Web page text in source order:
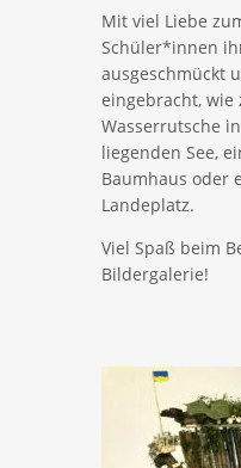
Mit viel Liebe
Schüler*innen
ausgeschmückt
eingebracht, wie
Wasserrutsche
liegenden See,
Baumhaus oder
Landeplatz.
Viel Spaß beim
Bildergalerie!